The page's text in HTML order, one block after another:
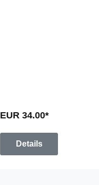
EUR 34.00*
Details